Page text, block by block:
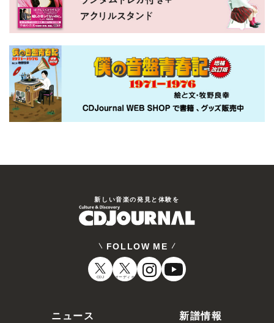
新しい⾳楽の発⾒と体験を
FOLLOW ME
CDJ オーディオ
ニュース
新譜情報